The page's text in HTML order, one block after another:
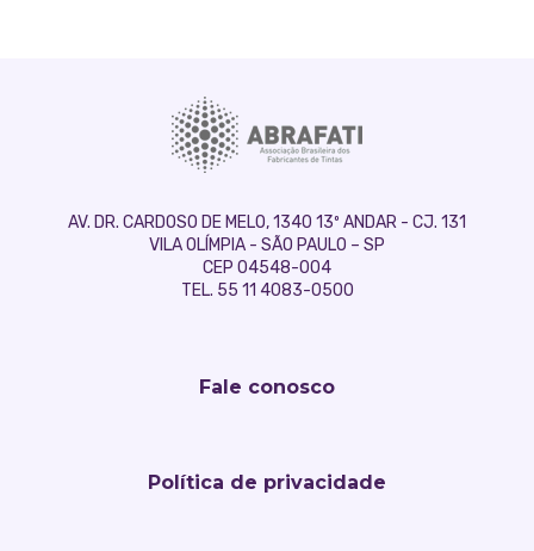
AV. DR. CARDOSO DE MELO, 1340 13º ANDAR - CJ. 131
VILA OLÍMPIA - SÃO PAULO – SP
CEP 04548-004
TEL. 55 11 4083-0500
Fale conosco
Política de privacidade